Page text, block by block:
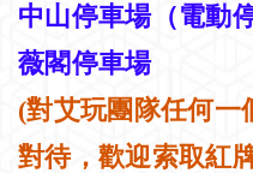
中山停車場（電動
薇閣停車場
(對艾玩團隊任何一
對待，歡迎索取紅